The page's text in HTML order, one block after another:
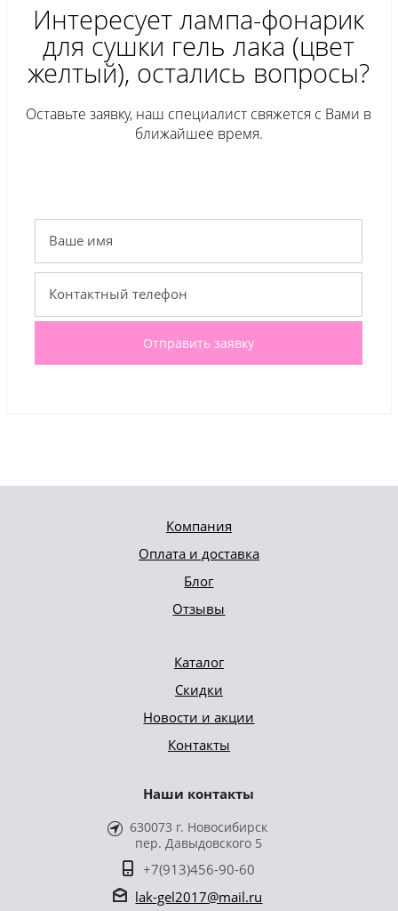
Интересует лампа-фонарик
для сушки гель лака (цвет
желтый), остались вопросы?
Оставьте заявку, наш специалист свяжется с Вами в
ближайшее время.
Отправить заявку
Компания
Оплата и доставка
Блог
Отзывы
Каталог
Скидки
Новости и акции
Контакты
Наши контакты
630073 г. Новосибирск
пер. Давыдовского 5
+7(913)456-90-60
lak-gel2017@mail.ru